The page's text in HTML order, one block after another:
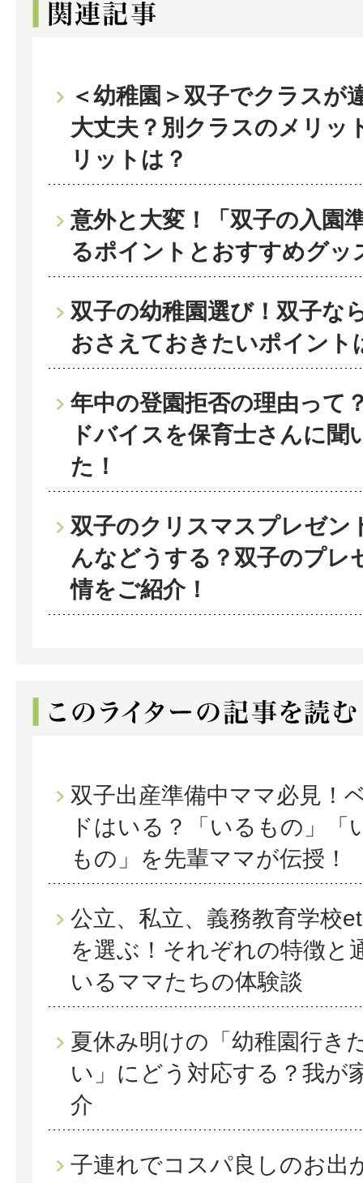
＜幼稚園＞双子でクラスが
大丈夫？別クラスのメリッ
リットは？
意外と大変！「双子の入園
るポイントとおすすめグッ
双子の幼稚園選び！双子な
おさえておきたいポイント
年中の登園拒否の理由って
ドバイスを保育士さんに聞
た！
双子のクリスマスプレゼン
んなどうする？双子のプレ
情をご紹介！
双子出産準備中ママ必見！
ドはいる？「いるもの」「
もの」を先輩ママが伝授！
公立、私立、義務教育学校
を選ぶ！それぞれの特徴と
いるママたちの体験談
夏休み明けの「幼稚園行き
い」にどう対応する？我が
介
子連れでコスパ良しのお出